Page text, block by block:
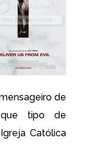
de
tipo de
Católica